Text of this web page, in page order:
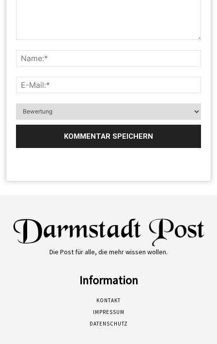
Die Post für alle, die mehr wissen wollen.
Information
KONTAKT
IMPRESSUM
DATENSCHUTZ